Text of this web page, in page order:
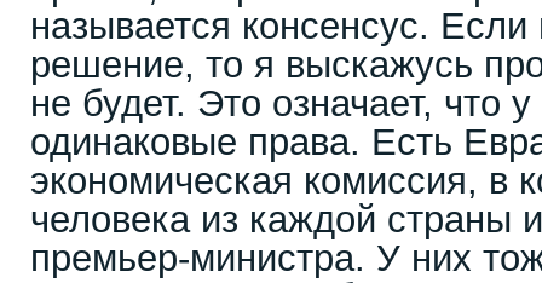
называется консенсус.
решение, то я выскажусь
не будет. Это означает, что
одинаковые права. Есть
экономическая комиссия, в
человека из каждой страны
премьер-министра. У них